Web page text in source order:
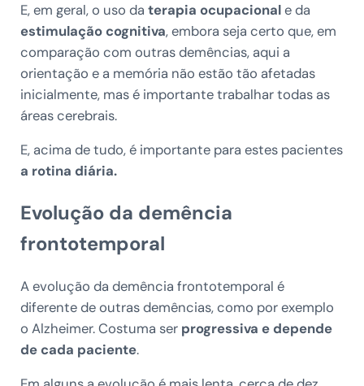
E, em geral, o uso da terapia ocupacionale da
estimulação cognitiva, embora seja certo que, em
comparação com outras demências, aqui a
orientação e a memória não estão tão afetadas
inicialmente, mas é importante trabalhar todas as
áreas cerebrais.
E, acima de tudo, é importante para estes pacientes
a rotina diária.
Evolução da demência
frontotemporal
A evolução da demência frontotemporal é
diferente de outras demências, como por exemplo
o Alzheimer. Costuma ser progressiva e depende
de cada paciente.